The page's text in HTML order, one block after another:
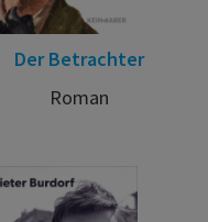
Der Betrachter
Roman